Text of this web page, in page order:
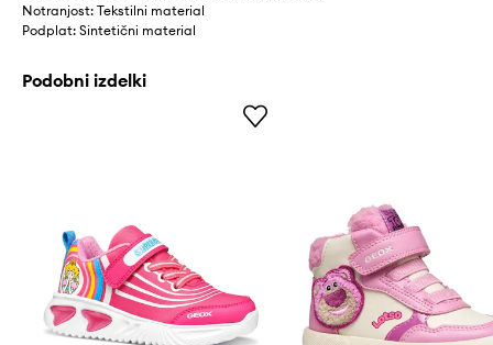
Notranjost: Tekstilni material
Podplat: Sintetični material
Podobni izdelki